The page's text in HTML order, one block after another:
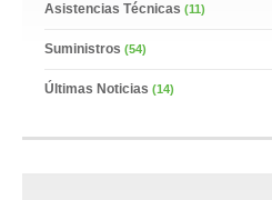
Asistencias Técnicas (11)
Suministros (54)
Últimas Noticias (14)